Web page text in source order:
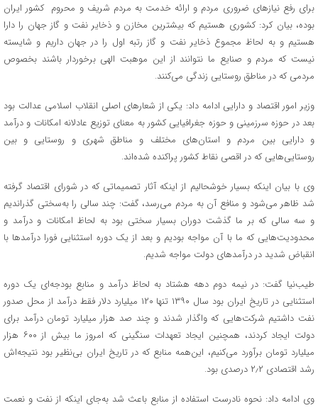
برای رفع نیازهای ضروری مردم و ارائه خدمت به مردم شریف و محروم کشور ایران
بوده، بیان کرد: کشوری هستیم که بیشترین مخازن و ذخایر نفت و گاز جهان را دارا
هستیم و به لحاظ مجموع ذخایر نفت و گاز رتبه اول را در جهان داریم و شایسته
نیست که مردم و صنایع ما نتوانند از این موهبت الهی برخوردار باشند بخصوص
مردمی که در مناطق روستایی زندگی می‌کنند.
وزیر امور اقتصاد و دارایی ادامه داد: یکی از شعارهای اصلی انقلاب اسلامی عدالت بود
بعد در حوزه سرزمینی و حوزه جغرافیایی کشور به معنای توزیع عادلانه امکانات و درآمد
و دارایی بین مردم و استان‌های مختلف و مناطق شهری و روستایی و بین
روستایی‌هایی که در اقصی نقاط کشور پراکنده‌ شده‌اند.
وی با بیان اینکه بسیار خوشحالیم از اینکه آثار تصمیماتی که در شورای اقتصاد گرفته
شد ظاهر می‌شود و منافع آن به مردم می‌رسد، گفت: چند سالی را به‌سختی گذراندیم
و سه سالی که بر ما گذشت دوران بسیار سختی بود به لحاظ امکانات و درآمد و
محدودیت‌هایی که ما با آن مواجه بودیم و بعد از یک دوره استثنایی فورا درآمدها با
انقباض شدید در درآمدهای دولت مواجه شدیم.
طیب‌نیا گفت: در نیمه دوم دهه هشتاد به لحاظ درآمد و منابع بودجه‌ای یک دوره
استثنایی در تاریخ ایران بود سال ۱۳۹۰ تنها ۱۲۰ میلیارد دلار فقط درآمد از محل صدور
نفت داشتیم شرکت‌هایی که واگذار شدند و چند صد هزار میلیارد تومان درآمد برای
دولت ایجاد کردند، همچنین ایجاد تعهدات سنگینی که امروز ما بیش از ۶۰۰ هزار
میلیارد تومان برآورد می‌کنیم، این‌همه منابع که در تاریخ ایران بی‌نظیر بود نتیجه‌اش
رشد اقتصادی ۲٫۲ درصدی بود.
وی ادامه داد: نحوه نادرست استفاده از منابع باعث شد به‌جای اینکه از نفت و نعمت